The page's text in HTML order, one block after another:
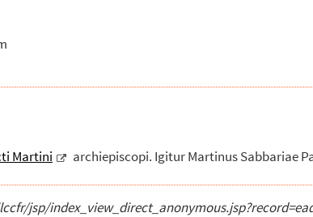
Martini archiepiscopi. Igitur Martinus Sabbariae
jsp/